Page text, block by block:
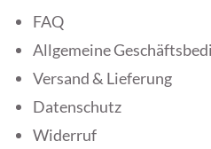
FAQ
Allgemeine
Versand & Lieferung
Datenschutz
Widerruf